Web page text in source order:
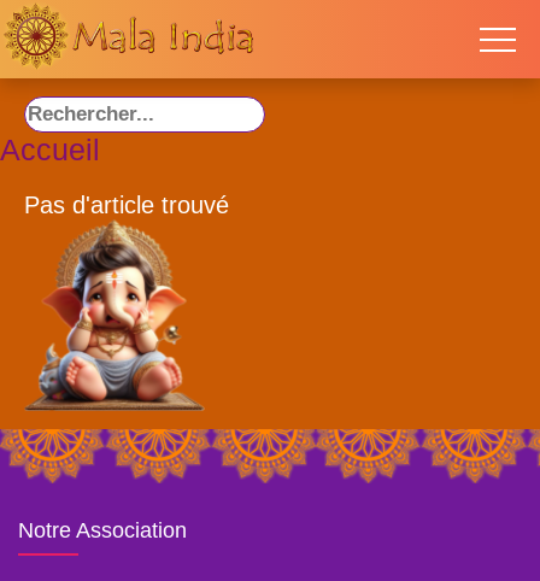
Accueil
Pas d'article trouvé
Notre Association